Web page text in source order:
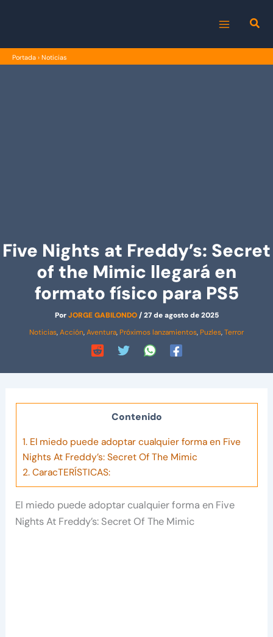
MENU
Portada › Noticias
Five Nights at Freddy’s: Secret
of the Mimic llegará en
formato físico para PS5
PorJORGE GABILONDO/27 de agosto de 2025
Noticias,Acción,Aventura, Próximos lanzamientos, Puzles,Terror
Contenido
1.El miedo puede adoptar cualquier forma en Five
Nights At Freddy’s: Secret Of The Mimic
2.CaracTERÍSTICAS:
El miedo puede adoptar cualquier forma en Five
Nights At Freddy’s: Secret Of The Mimic